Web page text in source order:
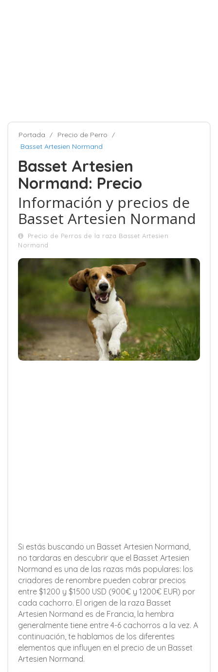
Portada
Precio de Perro
Basset Artesien Normand
Basset Artesien
Normand: Precio
Información y precios de
Basset Artesien Normand
Precio de Perros de la raza Basset Artesien
Normand
Si estás buscando un Basset Artesien Normand,
no tardaras en descubrir que el Basset Artesien
Normand es una de las razas más populares: los
criadores de renombre pueden cobrar precios
entre $1200 y $1500 USD (900€ y 1200€ EUR) por
cada cachorro. El origen de la raza Basset
Artesien Normand es de Francia, la hembra
generalmente tiene entre 4-6 cachorros a la vez. A
continuación, te hablamos de los diferentes
elementos que influyen en el precio de un Basset
Artesien Normand.